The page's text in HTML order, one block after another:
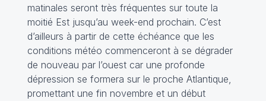
matinales seront très fréquentes sur toute la
moitié Est jusqu’au week-end prochain. C’est
d’ailleurs à partir de cette échéance que les
conditions météo commenceront à se dégrader
de nouveau par l’ouest car une profonde
dépression se formera sur le proche Atlantique,
promettant une fin novembre et un début